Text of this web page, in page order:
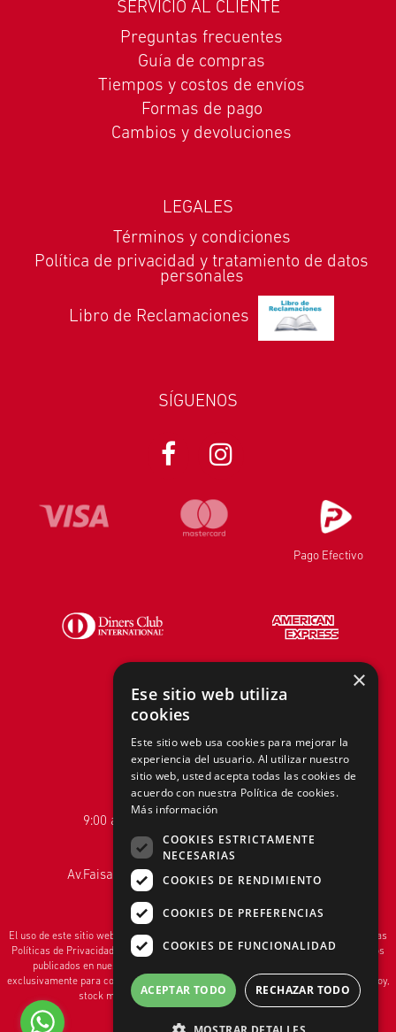
SERVICIO AL CLIENTE
Preguntas frecuentes
Guía de compras
Tiempos y costos de envíos
Formas de pago
Cambios y devoluciones
LEGALES
Términos y condiciones
Política de privacidad y tratamiento de datos
personales
Libro de Reclamaciones
SÍGUENOS
Pago Efectivo
hola@tiendasadams.com.pe
9:00 a.m. a 6:00 p.m. de Lunes a Viernes
Av.Faisanes 420 , Urb. La Campiña , Chorrillos
El uso de este sitio web implica la aceptación de los
y de las
Políticas de Privacidad de ADAMS S.A. Las fotos son a modo ilustrativo.Los precios
publicados en nuestra página web
exclusivamente para compras vía internet.Las promociones son válidas el día de hoy,
stock mínimo 1 unidad, promociones no acumulables.
×
Ese sitio web utiliza
cookies
Este sitio web usa cookies para mejorar la
experiencia del usuario. Al utilizar nuestro
sitio web, usted acepta todas las cookies de
acuerdo con nuestra Política de cookies.
Más información
COOKIES ESTRICTAMENTE
NECESARIAS
COOKIES DE RENDIMIENTO
COOKIES DE PREFERENCIAS
COOKIES DE FUNCIONALIDAD
ACEPTAR TODO RECHAZAR TODO